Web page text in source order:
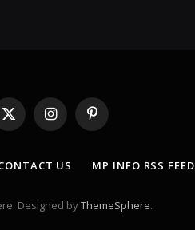
X
(Twitter)
InstagramPinterest
US MP INFO RSS FEED
Designed byThemeSphere.